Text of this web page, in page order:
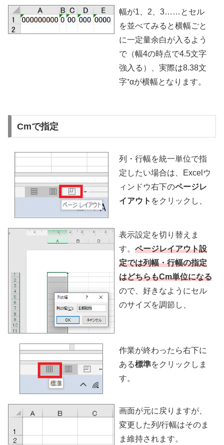
幅が1、2、3……とセル
を並べてみると横幅ごと
に一定量余白が入るよう
で（幅4の時点で4.5文字
強入る）、実際は8.38文
字⁺αが横幅となります。
Cmで指定
列・行幅を統一単位で指
定したい場合は、Excelウ
ィンドウ右下のページレ
イアウト をクリックし、
表示設定を切り替えま
す。 ページレイアウト設
定では列幅・行幅の指定
はどちらもCm単位になる
ので、好きなようにセル
のサイズを調節し、
作業が終わったら右下に
ある標準をクリックしま
す。
画面が元に戻りますが、
変更した列/行幅はそのま
ま維持されます。